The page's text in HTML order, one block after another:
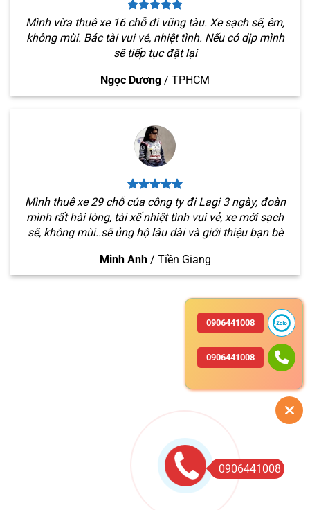
Mình vừa thuê xe 16 chỗ đi vũng tàu. Xe sạch sẽ, êm,
không mùi. Bác tài vui vẻ, nhiệt tình. Nếu có dịp mình
sẽ tiếp tục đặt lại
Ngọc Dương / TPHCM
Mình thuê xe 29 chỗ của công ty đi Lagi 3 ngày, đoàn
mình rất hài lòng, tài xế nhiệt tình vui vẻ, xe mới sạch
sẽ, không mùi..sẽ ủng hộ lâu dài và giới thiệu bạn bè
Minh Anh / Tiền Giang
0906441008
0906441008
0906441008